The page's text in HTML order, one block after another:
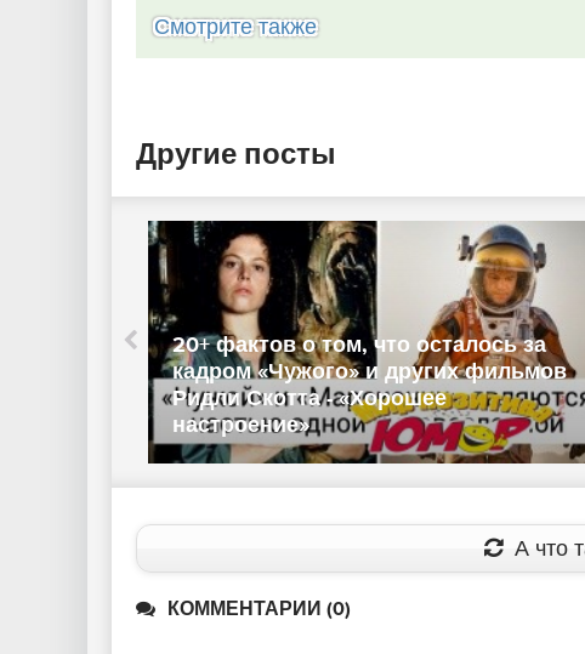
Смотрите также
Другие посты
20+ фактов о том, что осталось за
кадром «Чужого» и других фильмов
Ридли Скотта - «Хорошее
настроение»
А что
КОММЕНТАРИИ (0)